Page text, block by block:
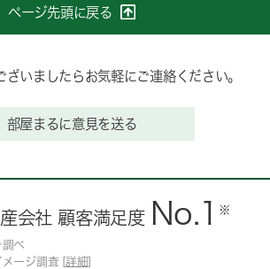
ページ先頭に戻る
ざいましたらお気軽にご連絡ください。
部屋まるに意見を送る
会社 顧客満足度 No.1 ※
べ
ージ調査 [ 詳細